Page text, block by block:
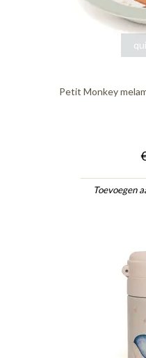
Petit Monkey
Toevoegen